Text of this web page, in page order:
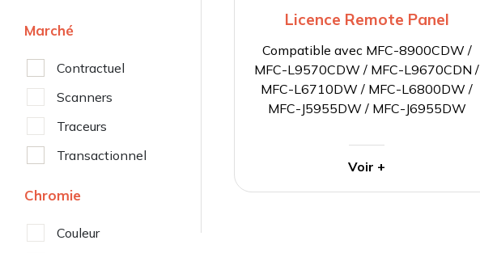
Marché
Contractuel
Scanners
Traceurs
Transactionnel
Chromie
Couleur
Licence Remote Panel
Compatible avec MFC-8900CDW /
MFC-L9570CDW / MFC-L9670CDN /
MFC-L6710DW / MFC-L6800DW /
MFC-J5955DW / MFC-J6955DW
Voir +